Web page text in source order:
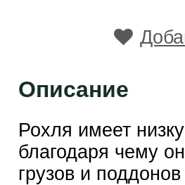
Описание
Рохля имеет
благодаря чему
грузов и